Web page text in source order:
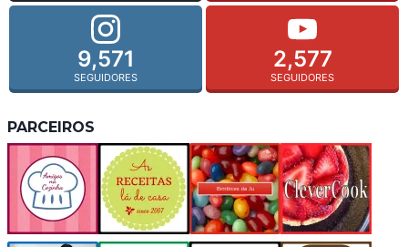
9,571
SEGUIDORES
2,577
SEGUIDORES
PARCEIROS